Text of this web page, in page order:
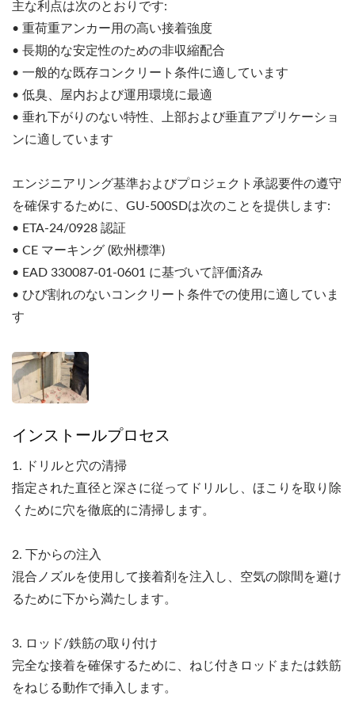
主な利点は次のとおりです:
• 重荷重アンカー用の高い接着強度
• 長期的な安定性のための非収縮配合
• 一般的な既存コンクリート条件に適しています
• 低臭、屋内および運用環境に最適
• 垂れ下がりのない特性、上部および垂直アプリケーショ
ンに適しています
エンジニアリング基準およびプロジェクト承認要件の遵守
を確保するために、GU-500SDは次のことを提供します:
• ETA-24/0928 認証
• CE マーキング (欧州標準)
• EAD 330087-01-0601 に基づいて評価済み
• ひび割れのないコンクリート条件での使用に適していま
す
インストールプロセス
1. ドリルと穴の清掃
指定された直径と深さに従ってドリルし、ほこりを取り除
くために穴を徹底的に清掃します。
2. 下からの注入
混合ノズルを使用して接着剤を注入し、空気の隙間を避け
るために下から満たします。
3. ロッド/鉄筋の取り付け
完全な接着を確保するために、ねじ付きロッドまたは鉄筋
をねじる動作で挿入します。